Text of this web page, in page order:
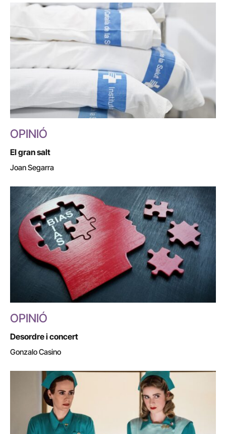
OPINIÓ
El gran salt
Joan Segarra
OPINIÓ
Desordre i concert
Gonzalo Casino